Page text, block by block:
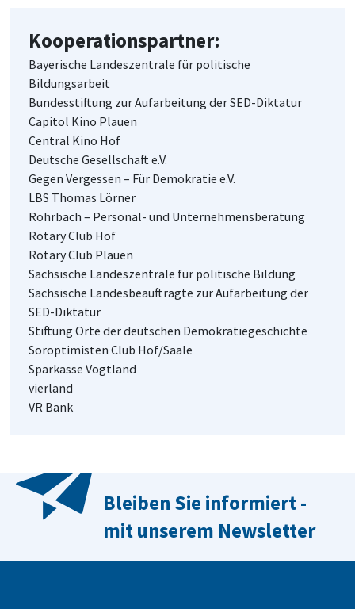
Kooperationspartner:
Bayerische Landeszentrale für politische
Bildungsarbeit
Bundesstiftung zur Aufarbeitung der SED-Diktatur
Capitol Kino Plauen
Central Kino Hof
Deutsche Gesellschaft e.V.
Gegen Vergessen – Für Demokratie e.V.
LBS Thomas Lörner
Rohrbach – Personal- und Unternehmensberatung
Rotary Club Hof
Rotary Club Plauen
Sächsische Landeszentrale für politische Bildung
Sächsische Landesbeauftragte zur Aufarbeitung der
SED-Diktatur
Stiftung Orte der deutschen Demokratiegeschichte
Soroptimisten Club Hof/Saale
Sparkasse Vogtland
vierland
VR Bank
Bleiben Sie informiert -
mit unserem Newsletter